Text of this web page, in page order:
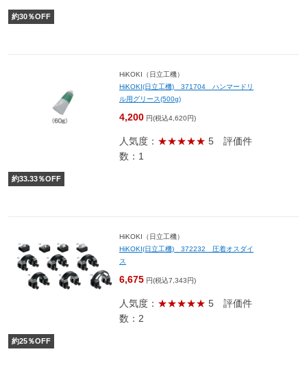
約30％OFF
HiKOKI（日立工機）
HiKOKI(日立工機) 371704 ハンマードリ
ル用グリース(500g)
4,200 円(税込4,620円)
人気度： ★★★★★ 5 評価件
数：1
約33.33％OFF
HiKOKI（日立工機）
HiKOKI(日立工機) 372232 圧着オスダイ
ス
6,675 円(税込7,343円)
人気度： ★★★★★ 5 評価件
数：2
約25％OFF